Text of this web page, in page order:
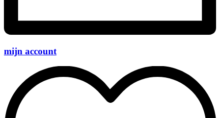
mijn account